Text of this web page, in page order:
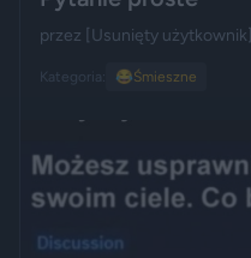
przez [Usunięty użytkownik]
Kategoria: 😂Śmieszne